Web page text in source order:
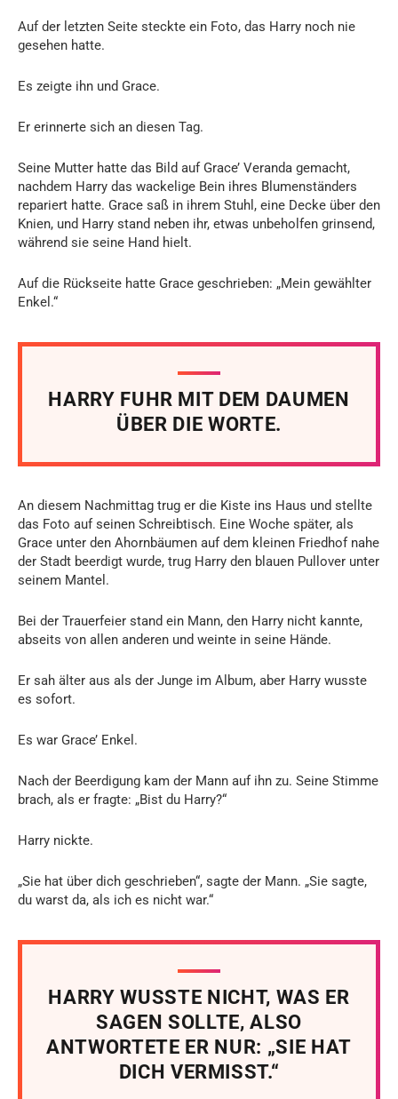
Auf der letzten Seite steckte ein Foto, das Harry noch nie
gesehen hatte.
Es zeigte ihn und Grace.
Er erinnerte sich an diesen Tag.
Seine Mutter hatte das Bild auf Grace’ Veranda gemacht,
nachdem Harry das wackelige Bein ihres Blumenständers
repariert hatte. Grace saß in ihrem Stuhl, eine Decke über den
Knien, und Harry stand neben ihr, etwas unbeholfen grinsend,
während sie seine Hand hielt.
Auf die Rückseite hatte Grace geschrieben: „Mein gewählter
Enkel.“
HARRY FUHR MIT DEM DAUMEN
ÜBER DIE WORTE.
An diesem Nachmittag trug er die Kiste ins Haus und stellte
das Foto auf seinen Schreibtisch. Eine Woche später, als
Grace unter den Ahornbäumen auf dem kleinen Friedhof nahe
der Stadt beerdigt wurde, trug Harry den blauen Pullover unter
seinem Mantel.
Bei der Trauerfeier stand ein Mann, den Harry nicht kannte,
abseits von allen anderen und weinte in seine Hände.
Er sah älter aus als der Junge im Album, aber Harry wusste
es sofort.
Es war Grace’ Enkel.
Nach der Beerdigung kam der Mann auf ihn zu. Seine Stimme
brach, als er fragte: „Bist du Harry?“
Harry nickte.
„Sie hat über dich geschrieben“, sagte der Mann. „Sie sagte,
du warst da, als ich es nicht war.“
HARRY WUSSTE NICHT, WAS ER
SAGEN SOLLTE, ALSO
ANTWORTETE ER NUR: „SIE HAT
DICH VERMISST.“